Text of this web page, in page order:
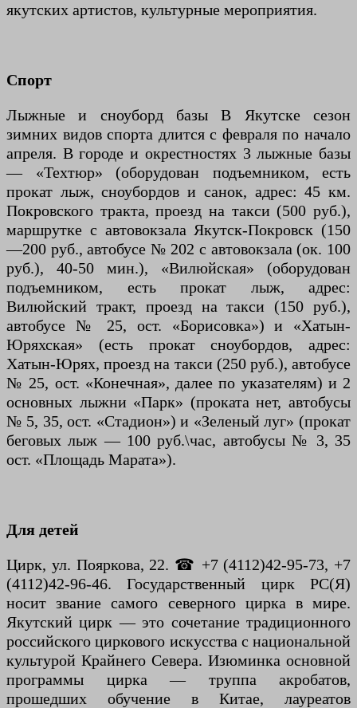
якутских артистов, культурные мероприятия.
Спорт
Лыжные и сноуборд базы В Якутске сезон
зимних видов спорта длится с февраля по начало
апреля. В городе и окрестностях 3 лыжные базы
— «Техтюр» (оборудован подъемником, есть
прокат лыж, сноубордов и санок, адрес: 45 км.
Покровского тракта, проезд на такси (500 руб.),
маршрутке с автовокзала Якутск-Покровск (150
—200 руб., автобусе № 202 с автовокзала (ок. 100
руб.), 40-50 мин.), «Вилюйская» (оборудован
подъемником, есть прокат лыж, адрес:
Вилюйский тракт, проезд на такси (150 руб.),
автобусе № 25, ост. «Борисовка») и «Хатын-
Юряхская» (есть прокат сноубордов, адрес:
Хатын-Юрях, проезд на такси (250 руб.), автобусе
№ 25, ост. «Конечная», далее по указателям) и 2
основных лыжни «Парк» (проката нет, автобусы
№ 5, 35, ост. «Стадион») и «Зеленый луг» (прокат
беговых лыж — 100 руб.\час, автобусы № 3, 35
ост. «Площадь Марата»).
Для детей
Цирк, ул. Пояркова, 22. ☎ +7 (4112)42-95-73, +7
(4112)42-96-46. Государственный цирк РС(Я)
носит звание самого северного цирка в мире.
Якутский цирк — это сочетание традиционного
российского циркового искусства с национальной
культурой Крайнего Севера. Изюминка основной
программы цирка — труппа акробатов,
прошедших обучение в Китае, лауреатов